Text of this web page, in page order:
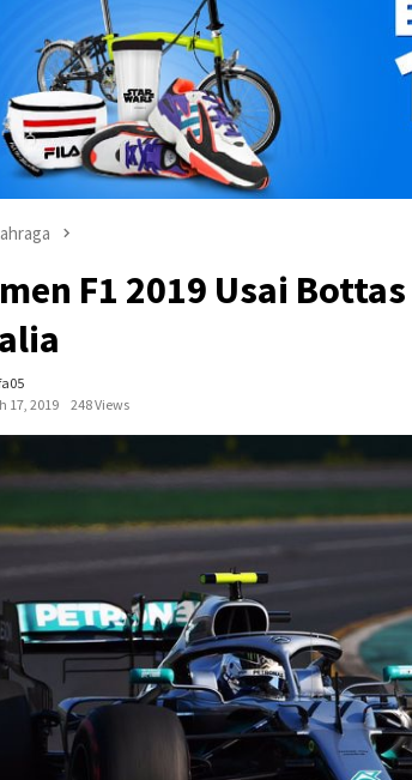
F1 2019 Usai
17, 2019
248 Views